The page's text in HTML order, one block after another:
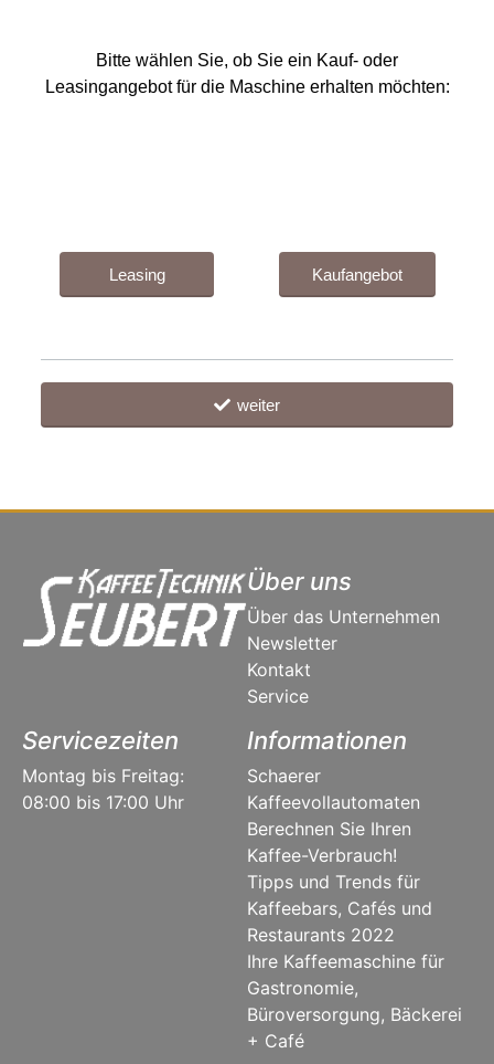
Bitte wählen Sie, ob Sie ein Kauf- oder
Leasingangebot für die Maschine erhalten möchten:
Leasing Kaufangebot
weiter
Über uns
Über das Unternehmen
Newsletter
Kontakt
Service
Servicezeiten
Montag bis Freitag:
08:00 bis 17:00 Uhr
Informationen
Schaerer
Kaffeevollautomaten
Berechnen Sie Ihren
Kaffee-Verbrauch!
Tipps und Trends für
Kaffeebars, Cafés und
Restaurants 2022
Ihre Kaffeemaschine für
Gastronomie,
Büroversorgung, Bäckerei
+ Café